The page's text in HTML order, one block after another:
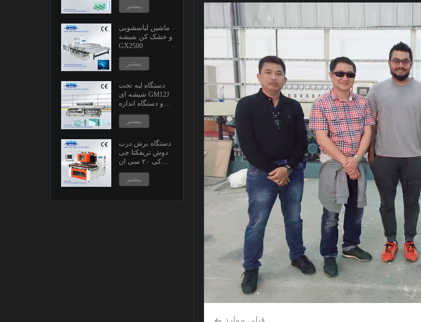
بیشتر
ماشین لباسشویی
و خشک کن شیشه
GX2500
بیشتر
دستگاه لبه تخت
شیشه ای GM12J
و دستگاه اندازه
گیری متغیر
بیشتر
دستگاه برش درب
دوش تریفکتا جی
کی ۲۰ سی ان
بیشتر
قبلی موارد